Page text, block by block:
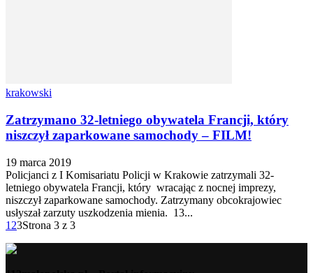
krakowski
Zatrzymano 32-letniego obywatela Francji, który
niszczył zaparkowane samochody – FILM!
19 marca 2019
Policjanci z I Komisariatu Policji w Krakowie zatrzymali 32-
letniego obywatela Francji, który wracając z nocnej imprezy,
niszczył zaparkowane samochody. Zatrzymany obcokrajowiec
usłyszał zarzuty uszkodzenia mienia. 13...
1 23Strona 3 z 3